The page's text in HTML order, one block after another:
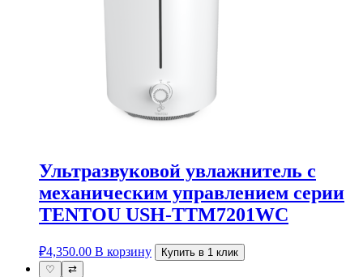
Ультразвуковой увлажнитель с
механическим управлением серии
TENTOU USH-TTM7201WC
₽4,350.00 В корзину
Купить в 1 клик
♡
⇄